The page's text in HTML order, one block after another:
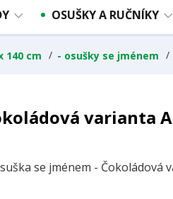
OSUŠKY A RUČNÍKY
140 cm - osušky se jménem
varianta A